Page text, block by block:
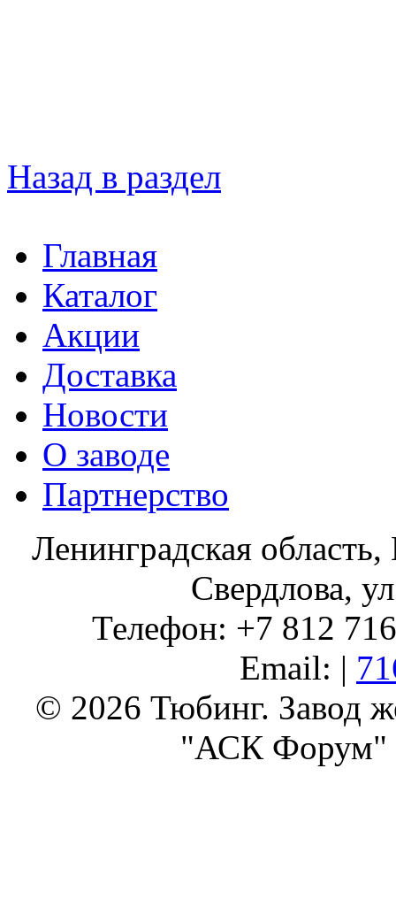
Назад в раздел
Главная
Каталог
Акции
Доставка
Новости
О заводе
Партнерство
Ленинградская
Свердлова,
Телефон: +7 812
Email: |
© 2026 Тюбинг. Завод
"АСК Форум"